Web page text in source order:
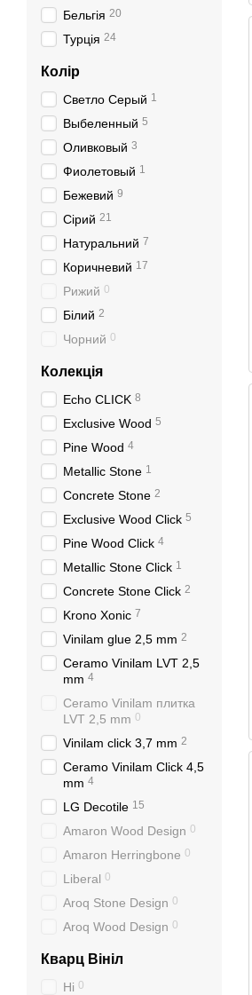
Бельгія 20
Турція 24
Колір
Светло Серый 1
Выбеленный 5
Оливковый 3
Фиолетовый 1
Бежевий 9
Сірий 21
Натуральний 7
Коричневий 17
Рижий 0
Білий 2
Чорний 0
Колекція
Echo CLICK 8
Exclusive Wood 5
Pine Wood 4
Metallic Stone 1
Concrete Stone 2
Exclusive Wood Click 5
Pine Wood Click 4
Metallic Stone Click 1
Concrete Stone Click 2
Krono Xonic 7
Vinilam glue 2,5 mm 2
Ceramo Vinilam LVT 2,5
mm 4
Ceramo Vinilam плитка
LVT 2,5 mm 0
Vinilam click 3,7 mm 2
Ceramo Vinilam Click 4,5
mm 4
LG Decotile 15
Amaron Wood Design 0
Amaron Herringbone 0
Liberal 0
Aroq Stone Design 0
Aroq Wood Design 0
Кварц Вініл
Ні 0